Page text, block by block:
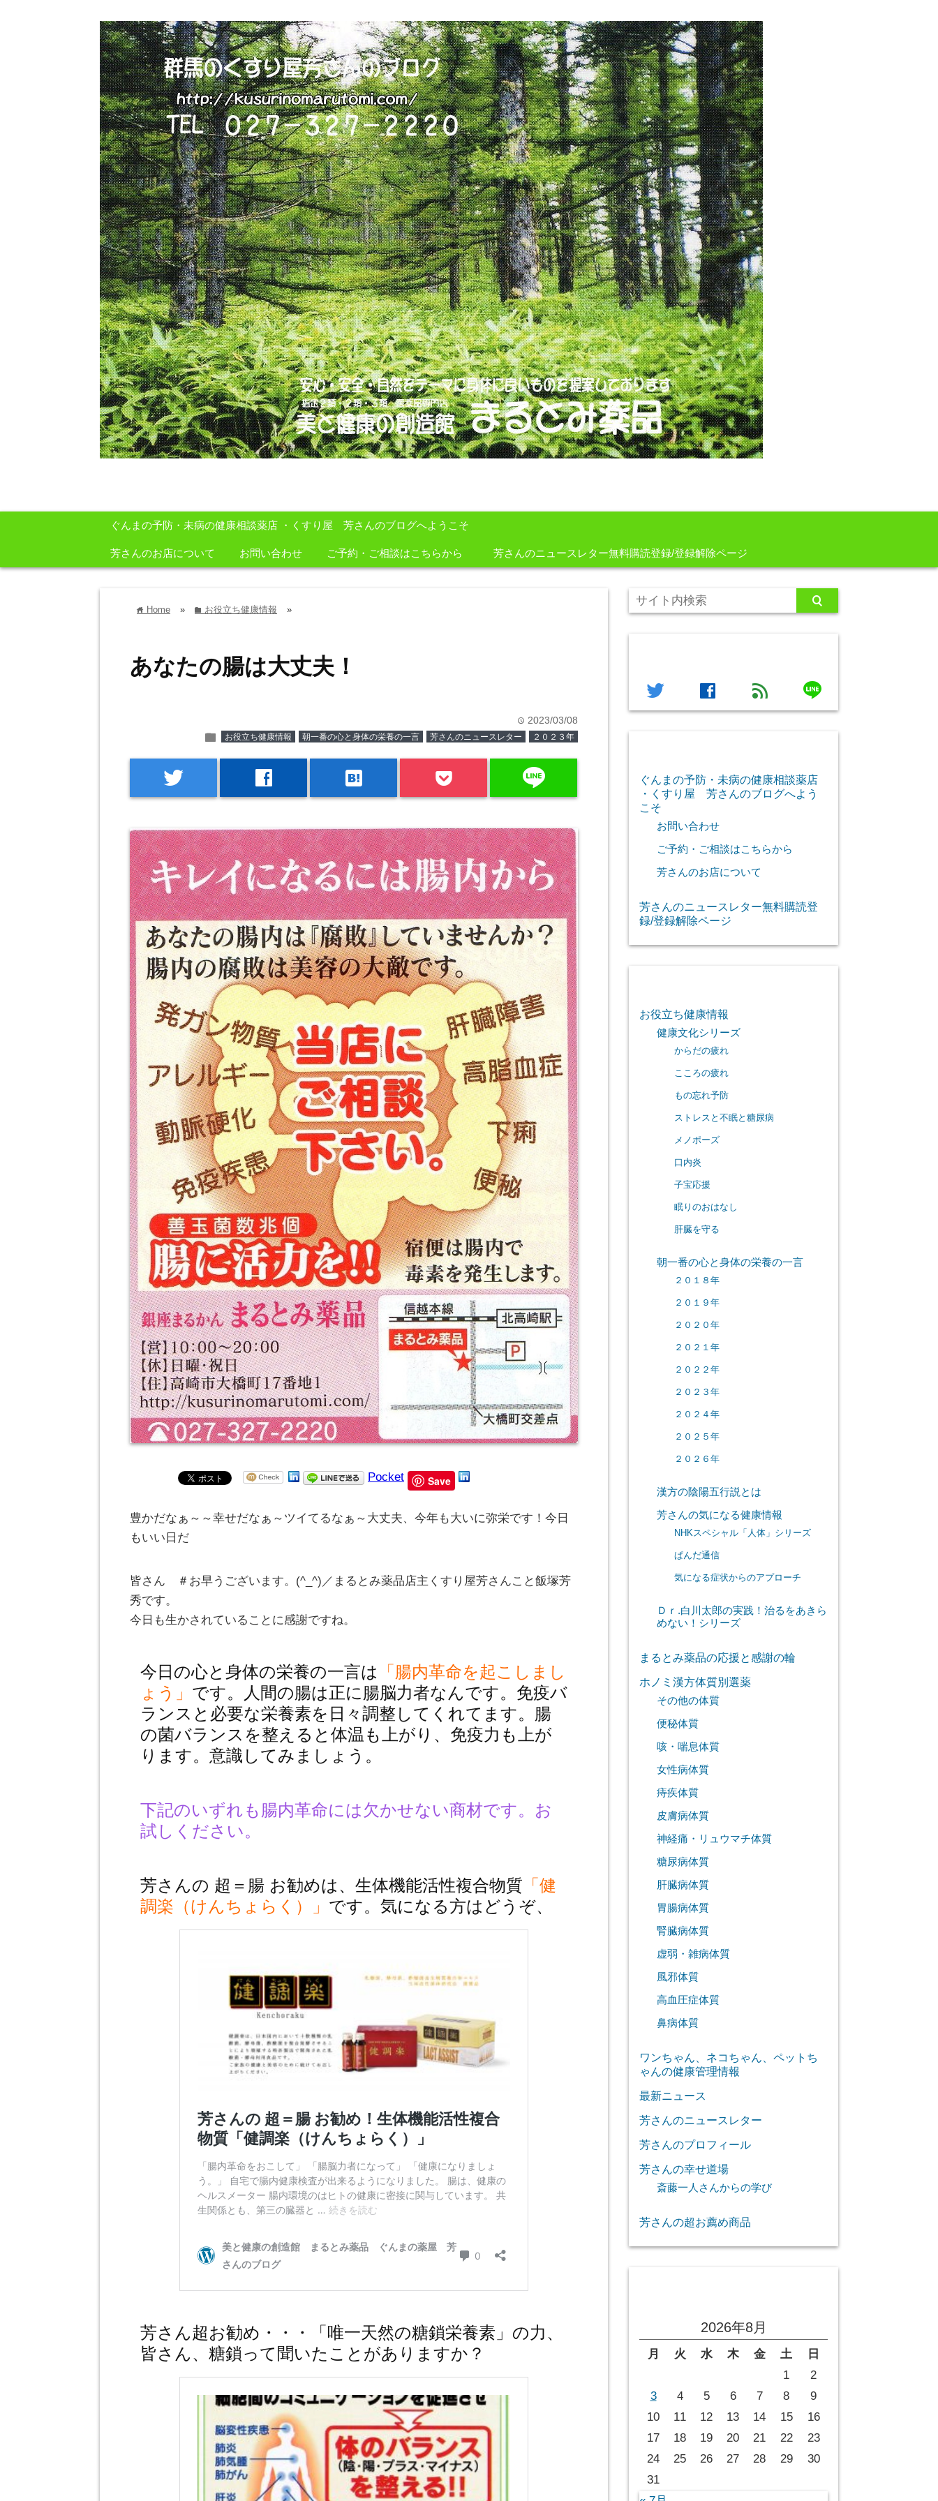
ぐんまの予防・未病の健康相談薬店 ・くすり屋 芳さんのブログへようこそ
芳さんのお店について お問い合わせ ご予約・ご相談はこちらから 芳さんのニュースレター無料購読登録/登録解除ページ
home Home » folder お役立ち健康情報 »
あなたの腸は大丈夫！
time 2023/03/08
folder お役立ち健康情報 朝一番の心と身体の栄養の一言 芳さんのニュースレター ２０２３年
twitter facebook hatenabookmark line
Pocket Save
豊かだなぁ～～幸せだなぁ～ツイてるなぁ～大丈夫、今年も大いに弥栄です！今日
もいい日だ
皆さん ＃お早うございます。(^_^)／まるとみ薬品店主くすり屋芳さんこと飯塚芳
秀です。
今日も生かされていることに感謝ですね。
今日の心と身体の栄養の一言は
「腸内革命を起こしまし
ょう」 です。人間の腸は正に腸脳力者なんです。免疫バ
ランスと必要な栄養素を日々調整してくれてます。腸
の菌バランスを整えると体温も上がり、免疫力も上が
ります。意識してみましょう。
下記のいずれも腸内革命には欠かせない商材です。お
試しください。
芳さんの 超＝腸 お勧めは、生体機能活性複合物質 「健
調楽（けんちょらく）」 です。気になる方はどうぞ、
芳さん超お勧め・・・「唯一天然の糖鎖栄養素」の力、
皆さん、糖鎖って聞いたことがありますか？
twitter facebook feed line
ぐんまの予防・未病の健康相談薬店
・くすり屋 芳さんのブログへよう
こそ
お問い合わせ
ご予約・ご相談はこちらから
芳さんのお店について
芳さんのニュースレター無料購読登
録/登録解除ページ
お役立ち健康情報
健康文化シリーズ
からだの疲れ
こころの疲れ
もの忘れ予防
ストレスと不眠と糖尿病
メノポーズ
口内炎
子宝応援
眠りのおはなし
肝臓を守る
朝一番の心と身体の栄養の一言
２０１８年
２０１９年
２０２０年
２０２１年
２０２２年
２０２３年
２０２４年
２０２５年
２０２６年
漢方の陰陽五行説とは
芳さんの気になる健康情報
NHKスペシャル「人体」シリーズ
ぱんだ通信
気になる症状からのアプローチ
Ｄｒ.白川太郎の実践！治るをあきら
めない！シリーズ
まるとみ薬品の応援と感謝の輪
ホノミ漢方体質別選薬
その他の体質
便秘体質
咳・喘息体質
女性病体質
痔疾体質
皮膚病体質
神経痛・リュウマチ体質
糖尿病体質
肝臓病体質
胃腸病体質
腎臓病体質
虚弱・雑病体質
風邪体質
高血圧症体質
鼻病体質
ワンちゃん、ネコちゃん、ペットち
ゃんの健康管理情報
最新ニュース
芳さんのニュースレター
芳さんのプロフィール
芳さんの幸せ道場
斎藤一人さんからの学び
芳さんの超お薦め商品
2026年8月
月 火 水 木 金 土
日
1
2
3
4 5 6 7 8
9
10
11 12 13 14 15
16
17
18 19 20 21 22
23
24
25 26 27 28 29
30
31